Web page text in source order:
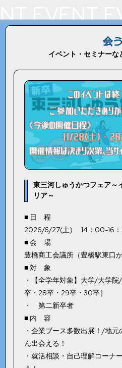
EVENT
会う
イベント・セミナーな
東三河しゅうかつフェア～
リア～
■ 日 程
2026/6/27(土) 14：00-16：
■ 会 場
豊橋商工会議所（豊橋駅東口
■ 対 象
・【全学年対象】大学/大学
卒・28卒・29卒・30卒］
・ 第二新卒者
■ 内 容
・企業ブース多数出展！/地
ん出会える！
・就活相談・自己理解コーナ